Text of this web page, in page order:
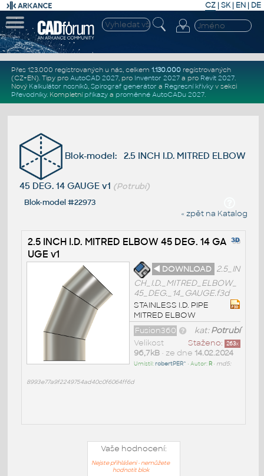
CZ | SK| EN | DE
Přes 123.000 registrovaných u nás, celkem 1.130.000registrovaných
(CZ+EN). Tipy pro AutoCAD 2027, pro Inventor 2027a pro Revit 2027.
Nový Kalkulátor nosníků, Spirograf generátor a Regresní křivkyv sekci
Převodníky. Kompletní příkazya proměnné AutoCADu 2027.
Blok-model: 2.5 INCH I.D. MITRED ELBOW
45 DEG. 14 GAUGE v1 (Potrubí)
Blok-model #22973
« zpět na Katalog
2.5 INCH I.D. MITRED ELBOW 45 DEG. 14 GA
UGE v1
◄ DOWNLOAD 2.5_IN
CH_I.D._MITRED_ELBOW_
45_DEG._14_GAUGE.f3d
STAINLESS I.D. PIPE
MITRED ELBOW
kat:Potrubí
Fusion360
Staženo: 263x
Velikost
96,7kB• ze dne 14.02.2024
Umístil:robertPER^ • Autor: R• md5:
8993e77a9f2249754ad40c0f6064ff6d
Vaše hodnocení:
Nejste přihlášeni - nemůžete
hodnotit blok